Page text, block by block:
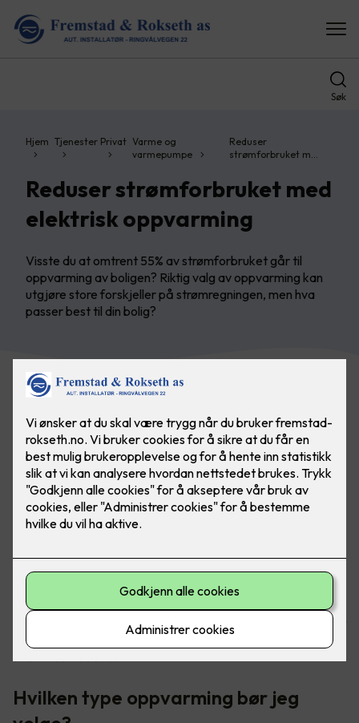
Søk
Hjem Tjenester Privat Varme og
varmepumpe
Reduser
strømforbruket m…
Reduser strømforbruket med
elektrisk oppvarming
Visste du at omtrent 55% av strømforbruket går til
oppvarming av boligen? Riktig valg av oppvarming kan
utgjøre store forskjeller på strømregningen, men hva
passer best til din bolig?
Oppvarming av boligen tar helt klart mest strøm, da er det
godt at det finnes gode løsninger for å senke
Hvilken type oppvarming bør jeg